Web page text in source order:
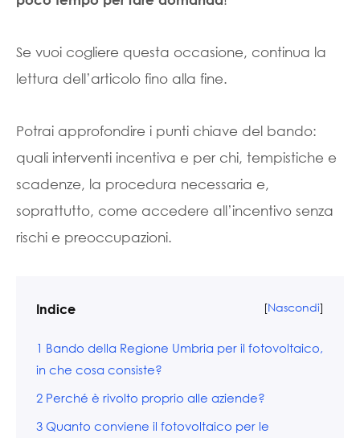
Se vuoi cogliere questa occasione, continua la
lettura dell’articolo fino alla fine.
Potrai approfondire i punti chiave del bando:
quali interventi incentiva e per chi, tempistiche e
scadenze, la procedura necessaria e,
soprattutto, come accedere all’incentivo senza
rischi e preoccupazioni.
Indice [Nascondi]
1 Bando della Regione Umbria per il fotovoltaico,
in che cosa consiste?
2 Perché è rivolto proprio alle aziende?
3 Quanto conviene il fotovoltaico per le